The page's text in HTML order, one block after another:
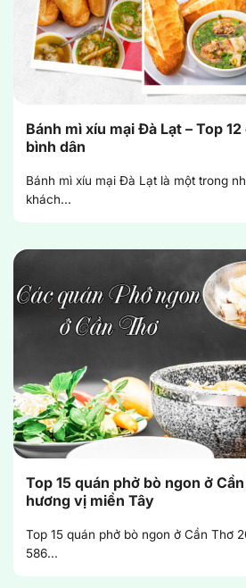
Bánh mì xíu mại Đà Lạt – Top
bình dân
Bánh mì xíu mại Đà Lạt là một trong
khách...
Top 15 quán phở bò ngon ở
hương vị miền Tây
Top 15 quán phở bò ngon ở Cần Thơ
586...